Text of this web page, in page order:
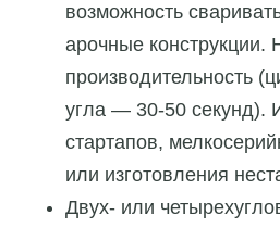
возможность
арочные конструкции.
производительность
угла — 30-50 секунд).
стартапов,
или изготовления
Двух- или